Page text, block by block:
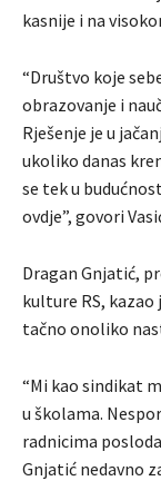
kasnije i na
“Društvo koje
obrazovanje i
Rješenje je u
ukoliko danas
se tek u
ovdje”, govori
Dragan Gnjatić,
kulture RS, kazao
tačno onoliko
“Mi kao sindikat
u školama.
radnicima
Gnjatić nedavno